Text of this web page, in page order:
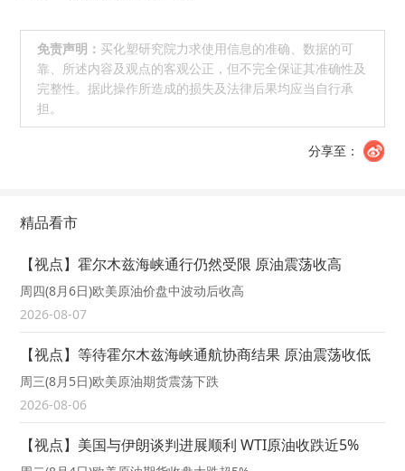
免责声明： 买化塑研究院力求使用信息的准确、数据的可
靠、所述内容及观点的客观公正，但不完全保证其准确性及
完整性。据此操作所造成的损失及法律后果均应当自行承
担。
分享至：
精品看市
【视点】霍尔木兹海峡通行仍然受限 原油震荡收高
周四(8月6日)欧美原油价盘中波动后收高
2026-08-07
【视点】等待霍尔木兹海峡通航协商结果 原油震荡收低
周三(8月5日)欧美原油期货震荡下跌
2026-08-06
【视点】美国与伊朗谈判进展顺利 WTI原油收跌近5%